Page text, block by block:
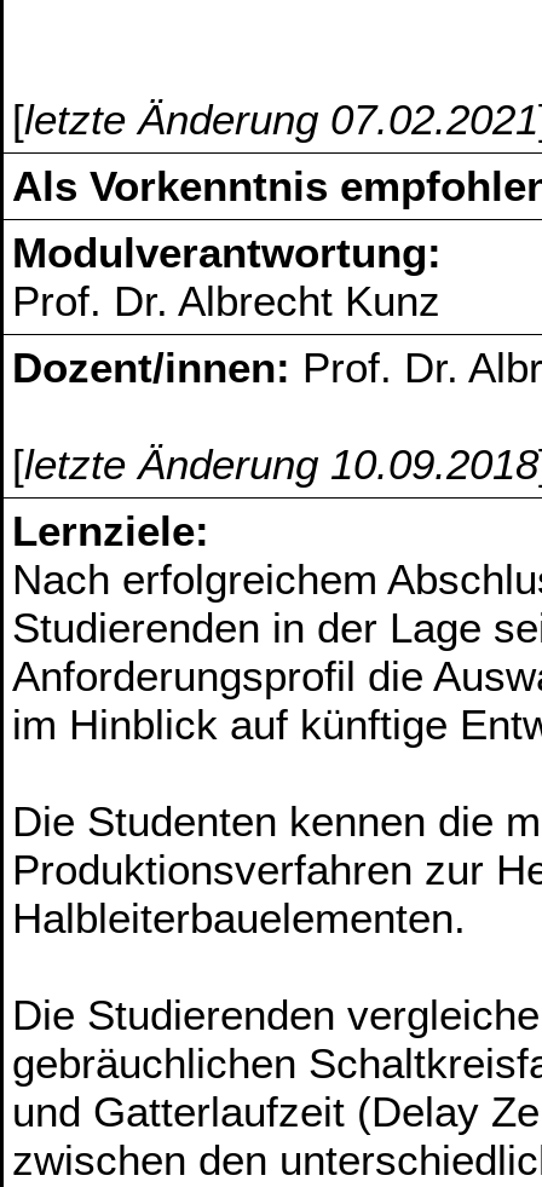
[letzte Änderung 07.02.2021
Als Vorkenntnis
Modulverantwortung:
Prof. Dr. Albrecht Kunz
Dozent/innen: Prof. Dr.
[letzte Änderung 10.09.2018
Lernziele:
Nach erfolgreichem
Studierenden in der Lage
Anforderungsprofil die
im Hinblick auf künftige
Die Studenten kennen die
Produktionsverfahren zur
Halbleiterbauelementen.
Die Studierenden
gebräuchlichen
und Gatterlaufzeit (Delay
zwischen den